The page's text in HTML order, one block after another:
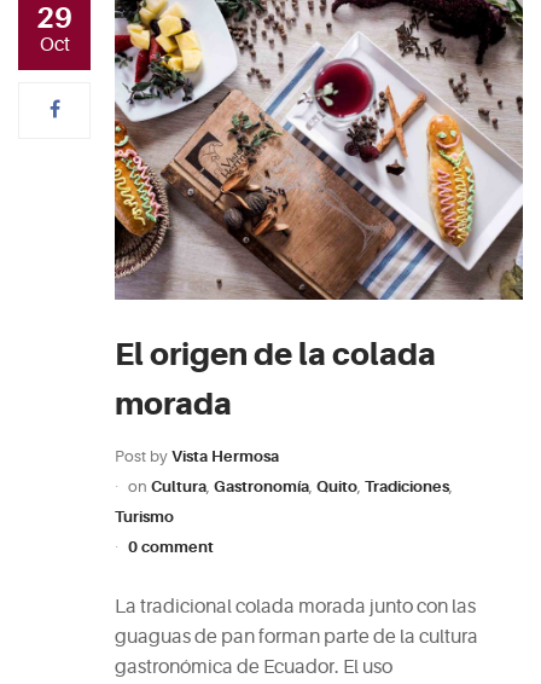
29
Oct
El origen de la colada
morada
Post by Vista Hermosa
on Cultura Gastronomía Quito Tradiciones
Turismo
0 comment
La tradicional colada morada junto con las
guaguas de pan forman parte de la cultura
gastronómica de Ecuador. El uso